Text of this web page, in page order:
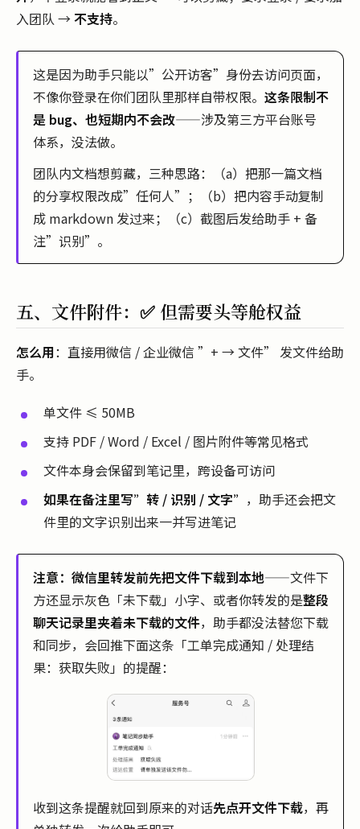
入团队 →不支持。
这是因为助手只能以”公开访客”身份去访问页面，
不像你登录在你们团队里那样自带权限。 这条限制不
是 bug、也短期内不会改——涉及第三方平台账号
体系，没法做。
团队内文档想剪藏，三种思路：（a）把那一篇文档
的分享权限改成”任何人”；（b）把内容手动复制
成 markdown 发过来；（c）截图后发给助手 + 备
注”识别”。
五、文件附件：✅ 但需要头等舱权益
怎么用：直接用微信 / 企业微信 ”+ → 文件” 发文件给助
手。
单文件 ≤ 50MB
支持 PDF / Word / Excel / 图片附件等常见格式
文件本身会保留到笔记里，跨设备可访问
如果在备注里写”转 / 识别 / 文字” ，助手还会把文
件里的文字识别出来一并写进笔记
注意：微信里转发前先把文件下载到本地——文件下
方还显示灰色「未下载」小字、或者你转发的是整段
聊天记录里夹着未下载的文件，助手都没法替您下载
和同步，会回推下面这条「工单完成通知 / 处理结
果：获取失败」的提醒：
收到这条提醒就回到原来的对话先点开文件下载，再